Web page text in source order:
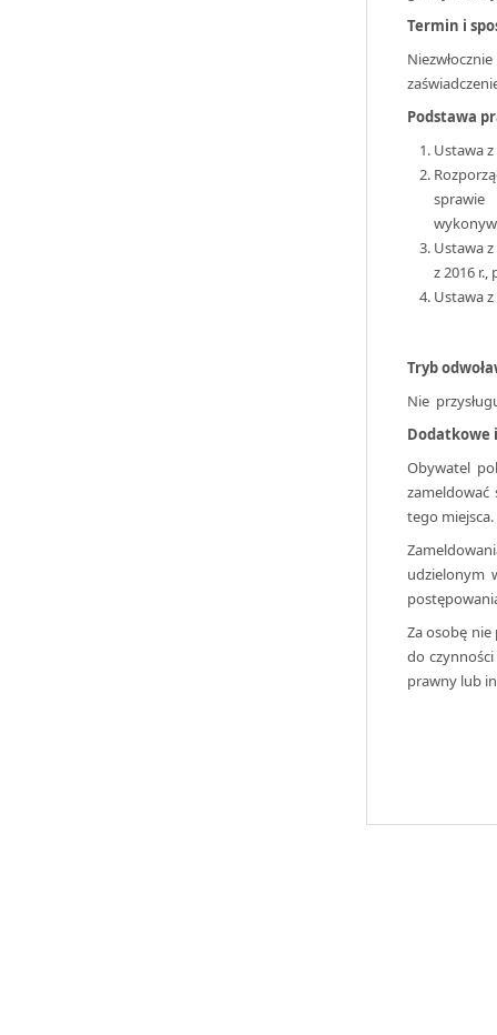
Termin i
Podstawa
Ustawa z
Ustawa
z 2016 r.,
Ustawa z
Tryb
Nie
Dodatkowe
Obywatel
tego miejsca.
udzielonym
Za osobę
do
prawny lub